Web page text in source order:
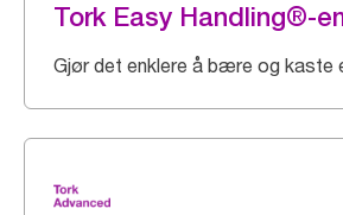
Tork Easy Handling®-
Gjør det enklere å bære og kaste